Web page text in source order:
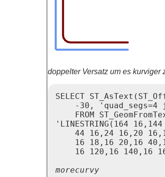
doppelter Versatz um es kurviger
SELECT
-30, 'quad_segs=4
FROM
'LINESTRING(164
44 16,24 16,20
16 18,16 20,16